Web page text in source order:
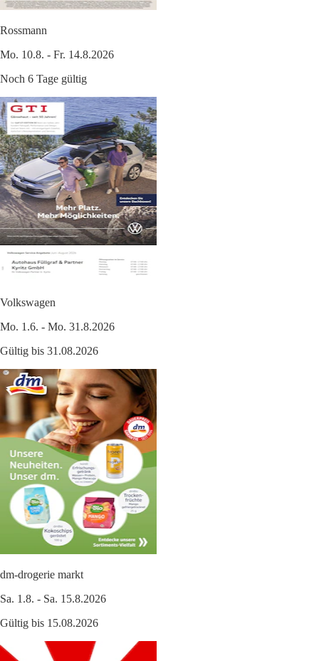
Rossmann
Mo. 10.8. - Fr. 14.8.2026
Noch 6 Tage gültig
Volkswagen
Mo. 1.6. - Mo. 31.8.2026
Gültig bis 31.08.2026
dm-drogerie markt
Sa. 1.8. - Sa. 15.8.2026
Gültig bis 15.08.2026